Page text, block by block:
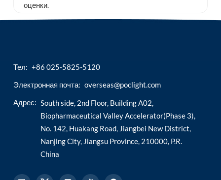
оценки.
Тел: +86 025-5825-5120
Электронная почта: overseas@poclight.com
Адрес: South side, 2nd Floor, Building A02,
Biopharmaceutical Valley Accelerator(Phase 3),
No. 142, Huakang Road, Jiangbei New District,
Nanjing City, Jiangsu Province, 210000, P.R.
China